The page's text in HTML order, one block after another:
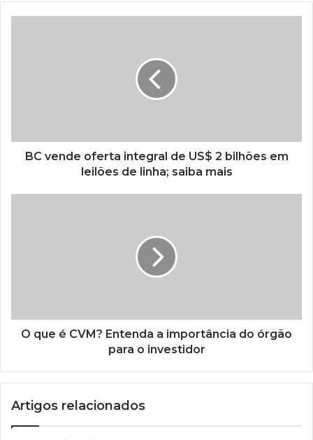
BC vende oferta integral de US$ 2 bilhões em
leilões de linha; saiba mais
O que é CVM? Entenda a importância do órgão
para o investidor
Artigos relacionados